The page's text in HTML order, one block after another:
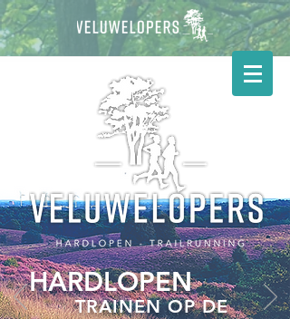
HARDLOPEN
TRAINEN OP DE